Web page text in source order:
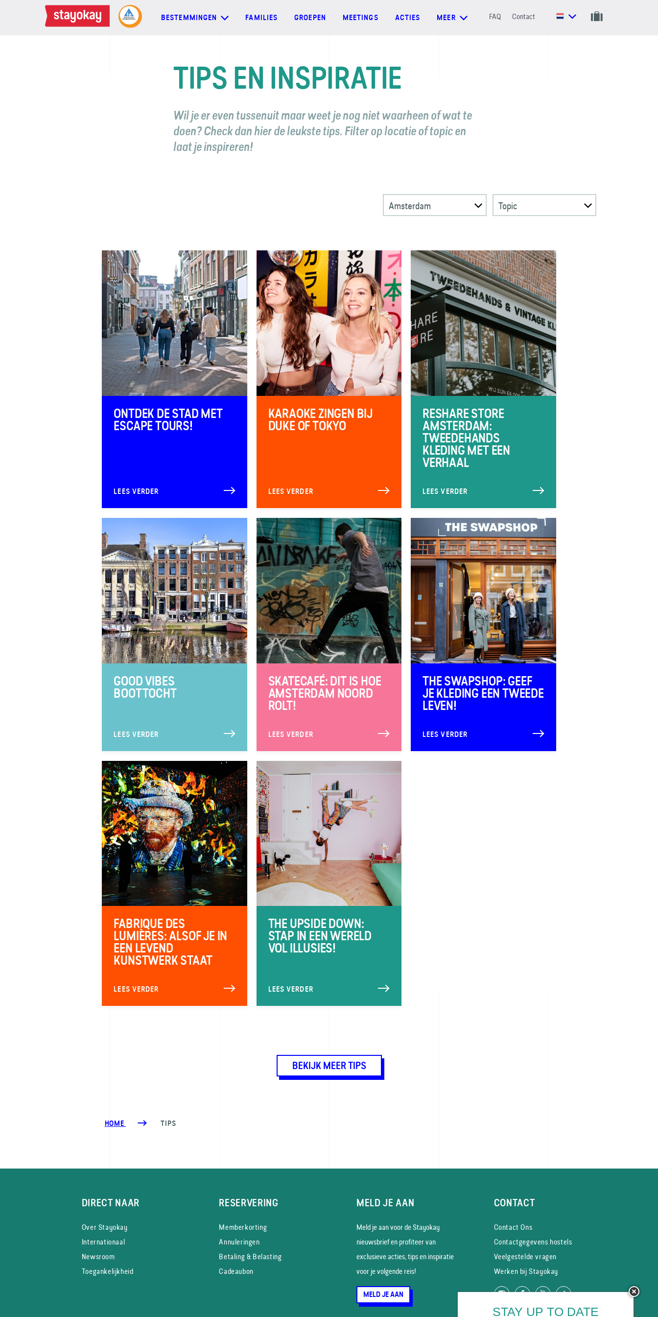
BESTEMMINGEN FAMILIES GROEPEN MEETINGS ACTIES MEER FAQ Contact
TIPS EN INSPIRATIE
Wil je er even tussenuit maar weet je nog niet waarheen of wat te
doen? Check dan hier de leukste tips. Filter op locatie of topic en
laat je inspireren!
Amsterdam Topic
ONTDEK DE STAD MET
ESCAPE TOURS!
LEES VERDER
KARAOKE ZINGEN BIJ
DUKE OF TOKYO
LEES VERDER
RESHARE STORE
AMSTERDAM:
TWEEDEHANDS
KLEDING MET EEN
VERHAAL
LEES VERDER
GOOD VIBES
BOOTTOCHT
LEES VERDER
SKATECAFÉ: DIT IS HOE
AMSTERDAM NOORD
ROLT!
LEES VERDER
THE SWAPSHOP: GEEF
JE KLEDING EEN TWEEDE
LEVEN!
LEES VERDER
FABRIQUE DES
LUMIÈRES: ALSOF JE IN
EEN LEVEND
KUNSTWERK STAAT
LEES VERDER
THE UPSIDE DOWN:
STAP IN EEN WERELD
VOL ILLUSIES!
LEES VERDER
BEKIJK MEER TIPS
HOME TIPS
DIRECT NAAR
Over Stayokay
Internationaal
Newsroom
Toegankelijkheid
RESERVERING
Memberkorting
Annuleringen
Betaling & Belasting
Cadeaubon
MELD JE AAN
Meld je aan voor de Stayokay
nieuws­brief en profiteer van
exclusieve acties, tips en inspiratie
voor je volgende reis!
MELD JE AAN
CONTACT
Contact Ons
Contactgegevens hostels
Veelgestelde vragen
Werken bij Stayokay
STAY UP TO DATE
Meld je aan voor de Stayokay nieuwsbrief en
ontvang direct 5% korting op je overnachting.
We verwerken jouw gegevens volgens ons privacybeleid.